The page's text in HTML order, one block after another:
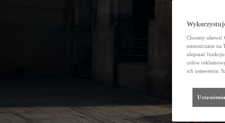
Chcemy
umieszczane
ulepszać
celów
ich ustawienia.